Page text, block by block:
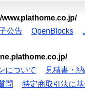
www.plathome.co.jp/
公告 OpenBlocks
について
見積書・
問
特定商取引法に